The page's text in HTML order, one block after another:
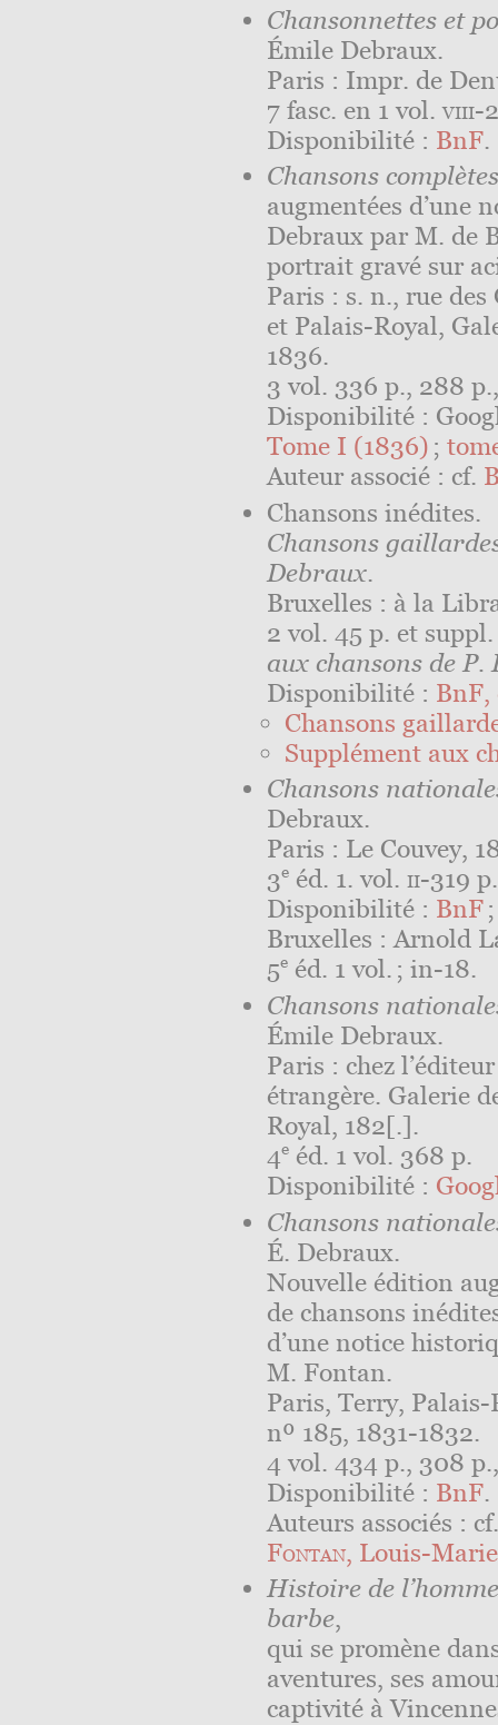
Chansonnettes et
Émile Debraux.
Paris : Impr. de
7 fasc. en 1 vol.viii-
Disponibilité : BnF.
Chansons
augmentées d’une
Debraux par M. de
portrait gravé sur
Paris : s. n., rue
et Palais-Royal,
1836.
3 vol. 336 p., 288
Disponibilité :
Tome I (1836) ;
Auteur associé : cf.
Chansons inédites.
Chansons
Debraux.
Bruxelles : à la
2 vol. 45 p. et
aux chansons de
Disponibilité : BnF,
Chansons
Supplément aux
Chansons
Debraux.
Paris : Le Couvey,
3e éd. 1. vol. ii-319
Disponibilité : BnF
Bruxelles : Arnold
5e éd. 1 vol. ; in-18.
Chansons
Émile Debraux.
Paris : chez
étrangère. Galerie
Royal, 182⁠[.].
4e éd. 1 vol. 368 p.
Disponibilité :
Chansons
É. Debraux.
Nouvelle édition
de chansons
d’une notice
M. Fontan.
Paris, Terry,
nº 185, 1831-1832.
4 vol. 434 p., 308
Disponibilité : BnF.
Auteurs associés :
Fontan, Louis-Marie
Histoire de
barbe,
qui se promène
aventures, ses
captivité à